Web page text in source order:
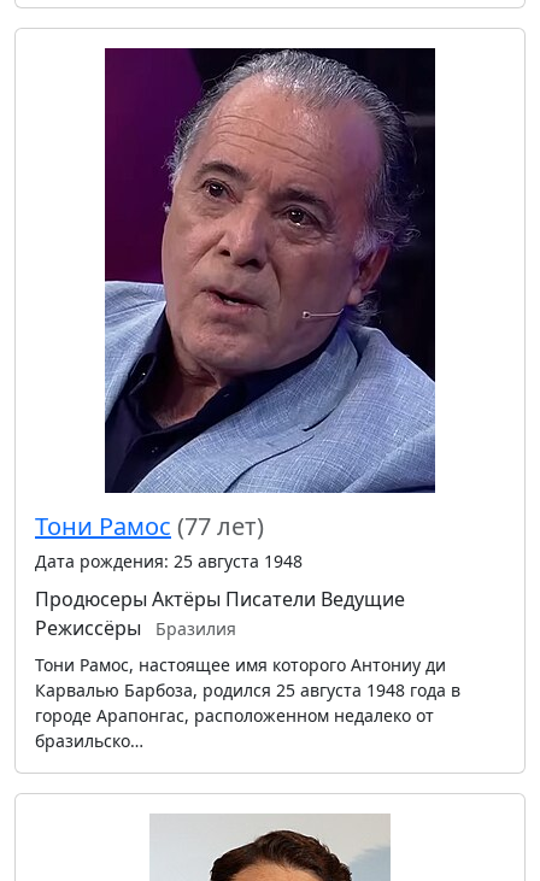
Тони Рамос (77 лет)
Дата рождения: 25 августа 1948
Продюсеры Актёры Писатели Ведущие
Режиссёры
Бразилия
Тони Рамос, настоящее имя которого Антониу ди
Карвалью Барбоза, родился 25 августа 1948 года в
городе Арапонгас, расположенном недалеко от
бразильско…